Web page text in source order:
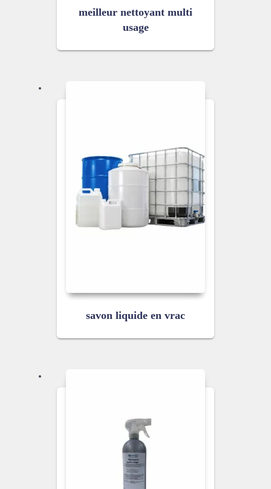
meilleur nettoyant multi
usage
savon liquide en vrac